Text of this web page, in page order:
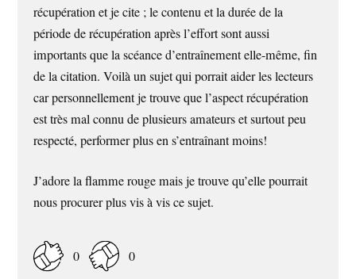
récupération et je cite ; le contenu et la durée de la
période de récupération après l’effort sont aussi
importants que la scéance d’entraînement elle-même, fin
de la citation. Voilà un sujet qui porrait aider les lecteurs
car personnellement je trouve que l’aspect récupération
est très mal connu de plusieurs amateurs et surtout peu
respecté, performer plus en s’entraînant moins!
J’adore la flamme rouge mais je trouve qu’elle pourrait
nous procurer plus vis à vis ce sujet.
0 0